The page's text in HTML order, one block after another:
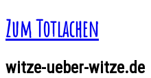
Zum Totlachen
witze-ueber-witze.de